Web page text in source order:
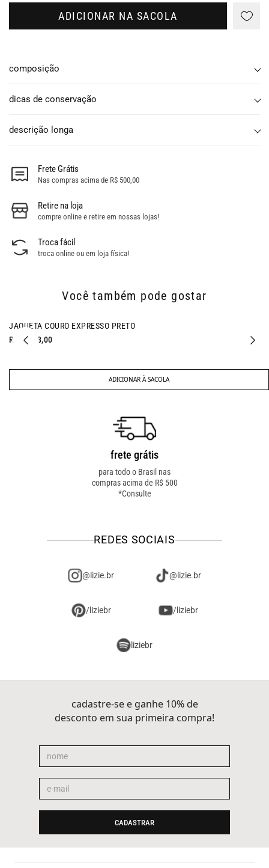
ADICIONAR NA SACOLA
composição
dicas de conservação
descrição longa
Frete Grátis
Nas compras acima de R$ 500,00
Retire na loja
compre online e retire em nossas lojas!
Troca fácil
troca online ou em loja física!
Você também pode gostar
JAQUETA COURO EXPRESSO PRETO
R$ 1.998,00
ADICIONAR À SACOLA
frete grátis
para todo o Brasil nas
compras acima de R$ 500
*Consulte
REDES SOCIAIS
@lizie.br @lizie.br
/liziebr /liziebr
liziebr
cadastre-se e ganhe 10% de
desconto em sua primeira compra!
CADASTRAR